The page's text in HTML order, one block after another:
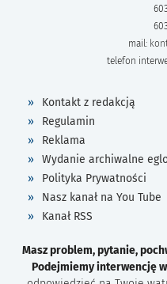
mail:
telefon
Kontakt z redakcją
Regulamin
Reklama
Wydanie archiwalne
Polityka Prywatności
Nasz kanał na You Tube
Kanał RSS
Masz problem, pytanie,
Podejmiemy interwencję